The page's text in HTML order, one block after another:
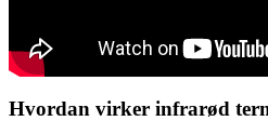
Hvordan virker infrarød